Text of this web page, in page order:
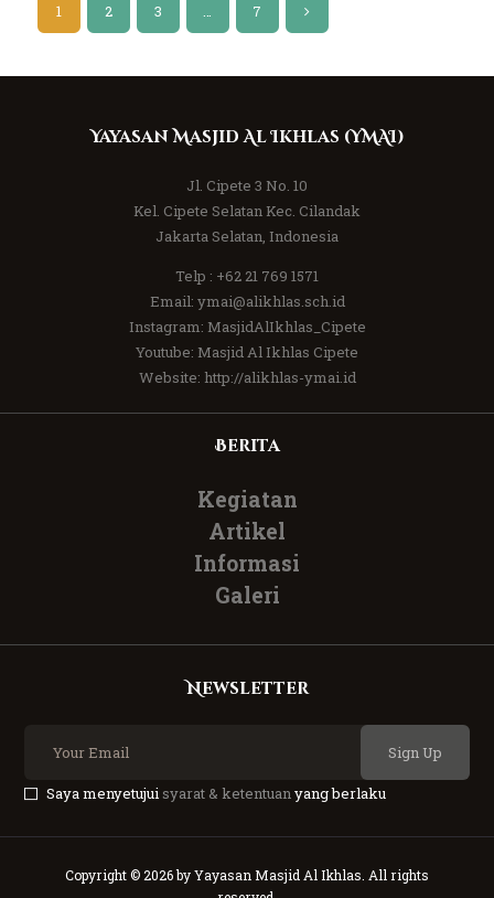
1 2 3 … 7
>
Yayasan Masjid Al Ikhlas (YMAI)
Jl. Cipete 3 No. 10
Kel. Cipete Selatan Kec. Cilandak
Jakarta Selatan, Indonesia
Telp : +62 21 769 1571
Email: ymai@alikhlas.sch.id
Instagram: MasjidAlIkhlas_Cipete
Youtube: Masjid Al Ikhlas Cipete
Website: http://alikhlas-ymai.id
Berita
Kegiatan
Artikel
Informasi
Galeri
Newsletter
Sign Up
Saya menyetujuisyarat & ketentuanyang berlaku
Copyright © 2026 by Yayasan Masjid Al Ikhlas. All rights